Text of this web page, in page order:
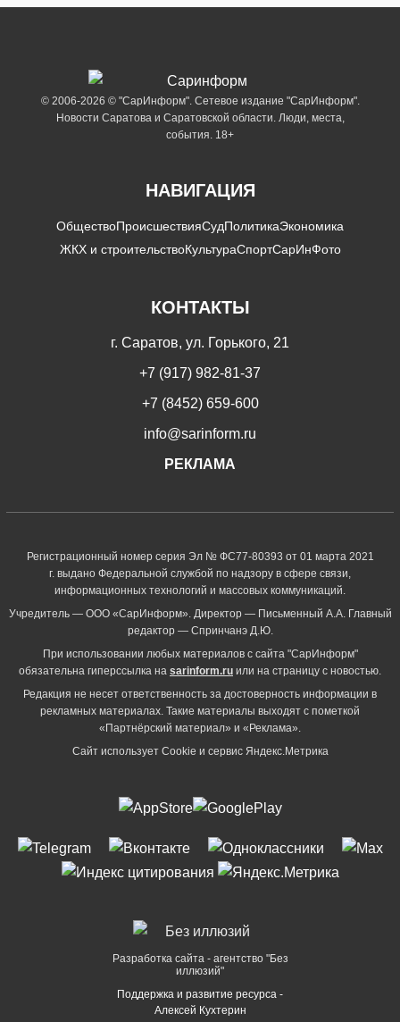
© 2006-2026 © "СарИнформ". Сетевое издание "СарИнформ".
Новости Саратова и Саратовской области. Люди, места,
события. 18+
НАВИГАЦИЯ
ОбществоПроисшествияСудПолитикаЭкономика
ЖКХ и строительствоКультураСпортСарИнФото
КОНТАКТЫ
г. Саратов, ул. Горького, 21
+7 (917) 982-81-37
+7 (8452) 659-600
info@sarinform.ru
РЕКЛАМА
Регистрационный номер серия Эл № ФС77-80393 от 01 марта 2021
г. выдано Федеральной службой по надзору в сфере связи,
информационных технологий и массовых коммуникаций.
Учредитель — ООО «СарИнформ». Директор — Письменный А.А. Главный
редактор — Спринчанэ Д.Ю.
При использовании любых материалов с сайта "СарИнформ"
обязательна гиперссылка на sarinform.ru или на страницу с новостью.
Редакция не несет ответственность за достоверность информации в
рекламных материалах. Такие материалы выходят с пометкой
«Партнёрский материал» и «Реклама».
Сайт использует Cookie и сервиc Яндекс.Метрика
Разработка сайта - агентство "Без
иллюзий"
Поддержка и развитие ресурса -
Алексей Кухтерин